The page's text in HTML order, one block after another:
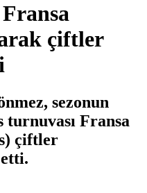
çiftler
sezonun
Fransa
çiftler